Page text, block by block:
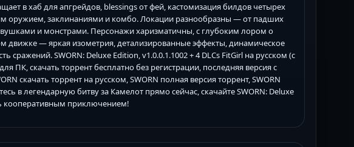
в хаб для апгрейдов, blessings от фей, кастомизация билдов четырех
оружием, заклинаниями и комбо. Локации разнообразны — от падших
и монстрами. Персонажи харизматичны, с глубоким лором о
движке — яркая изометрия, детализированные эффекты, динамическое
SWORN: Deluxe Edition, v1.0.0.1.1002 + 4 DLCs FitGirl на русском (с
ПК, скачать торрент бесплатно без регистрации, последняя версия с
скачать торрент на русском, SWORN полная версия торрент, SWORN
в легендарную битву за Камелот прямо сейчас, скачайте SWORN: Deluxe
кооперативным приключением!